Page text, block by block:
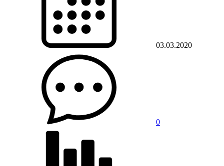
03.03.2020
0